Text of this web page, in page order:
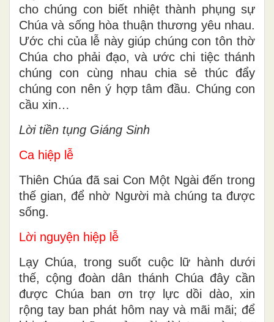
Lạy Thiên Chúa uy linh cao cả, Chúa làm
cho chúng con biết nhiệt thành phụng sự
Chúa và sống hòa thuận thương yêu nhau.
Ước chi của lễ này giúp chúng con tôn thờ
Chúa cho phải đạo, và ước chi tiệc thánh
chúng con cùng nhau chia sẻ thúc đẩy
chúng con nên ý hợp tâm đầu. Chúng con
cầu xin…
Lời tiền tụng Giáng Sinh
Ca hiệp lễ
Thiên Chúa đã sai Con Một Ngài đến trong
thế gian, để nhờ Người mà chúng ta được
sống.
Lời nguyện hiệp lễ
Lạy Chúa, trong suốt cuộc lữ hành dưới
thế, cộng đoàn dân thánh Chúa đây cần